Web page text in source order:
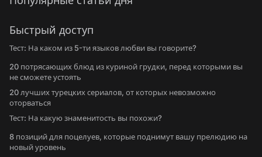
Быстрый доступ
Тест: На каком из 5-ти языков любви вы говорите?
20 потрясающих блюд из куриной грудки, перед которыми вы
не сможете устоять
20 лучших турецких сериалов, от которых невозможно
оторваться
Тест: На какую знаменитость вы похожи?
8 позиций для поцелуев, которые поднимут вашу прелюдию на
новый уровень